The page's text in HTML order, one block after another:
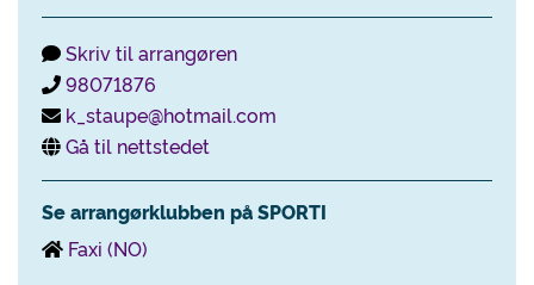
Skriv til arrangøren
98071876
k_staupe@hotmail.com
Gå til nettstedet
Se arrangørklubben på SPORTI
Faxi (NO)